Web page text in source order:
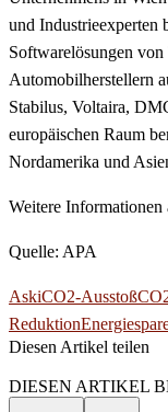
und Industrieexperten
Softwarelösungen von
Automobilherstellern
Stabilus, Voltaira,
europäischen Raum
Nordamerika und
Weitere Informationen
Quelle: APA
AskiCO2-Ausstoß
Reduktion
Diesen Artikel teilen
DIESEN ARTIKEL